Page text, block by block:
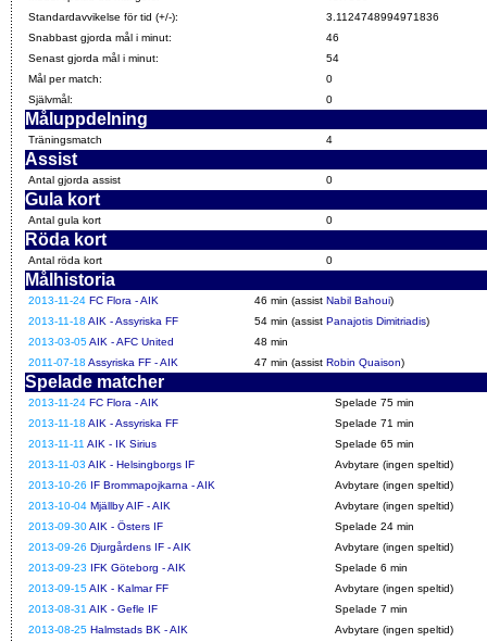
Standardavvikelse för tid (+/-):
3.1124748994971836
Snabbast gjorda mål i minut:
46
Senast gjorda mål i minut:
54
Mål per match:
0
Självmål:
0
Måluppdelning
Träningsmatch 4
Assist
Antal gjorda assist 0
Gula kort
Antal gula kort 0
Röda kort
Antal röda kort 0
Målhistoria
2013-11-24 FC Flora - AIK 46 min (assist Nabil Bahoui)
2013-11-18 AIK - Assyriska FF 54 min (assist Panajotis Dimitriadis)
2013-03-05AIK - AFC United
48 min
2011-07-18 Assyriska FF - AIK 47 min (assist Robin Quaison)
Spelade matcher
2013-11-24 FC Flora - AIK
Spelade 75 min
2013-11-18 AIK - Assyriska FF
Spelade 71 min
2013-11-11 AIK - IK Sirius
Spelade 65 min
2013-11-03 AIK - Helsingborgs IF
Avbytare (ingen speltid)
2013-10-26 IF Brommapojkarna - AIK
Avbytare (ingen speltid)
2013-10-04 Mjällby AIF - AIK
Avbytare (ingen speltid)
2013-09-30AIK - Östers IF
Spelade 24 min
2013-09-26 Djurgårdens IF - AIK
Avbytare (ingen speltid)
2013-09-23 IFK Göteborg - AIK
Spelade 6 min
2013-09-15AIK - Kalmar FF
Avbytare (ingen speltid)
2013-08-31 AIK - Gefle IF
Spelade 7 min
2013-08-25 Halmstads BK - AIK
Avbytare (ingen speltid)